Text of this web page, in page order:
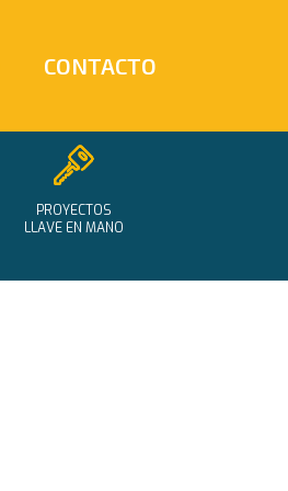
CONTACTO
PROYECTOS
LLAVE EN MANO